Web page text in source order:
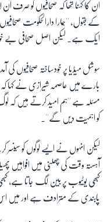
ان کا کہنا تھا کہ صحافیوں کو
کے بقول، ''ہمارا دارالحکومت
ایک ہے۔ لیکن اصل صحافی بے
سوشل میڈیا پر خودساختہ صحافیوں
بارے میں عاصمہ شیرازی نے کہا
مسئلہ ہے ''ہم امید کرتے ہیں کہ
کو اہمیت دیں گے''۔
لیکن انہوں نے ایسے لوگوں کو
آہستہ وقت کی چھلنی میں افواہیں
کبھی یوٹیوب پر بین لگ جاتا ہے،
پابندی کے مترادف ہے اور میں